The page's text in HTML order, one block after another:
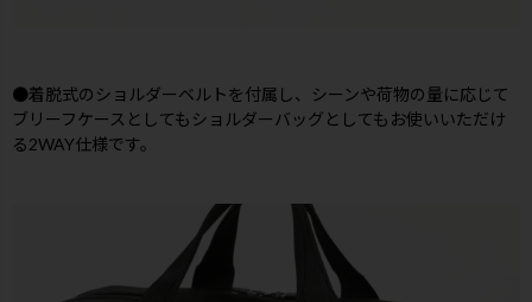
●着脱式のショルダーベルトを付属し、シーンや荷物の量に応じて
ブリーフケースとしてもショルダーバッグとしてもお使いいただけ
る2WAY仕様です。